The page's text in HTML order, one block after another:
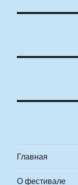
Главная
О фестивале